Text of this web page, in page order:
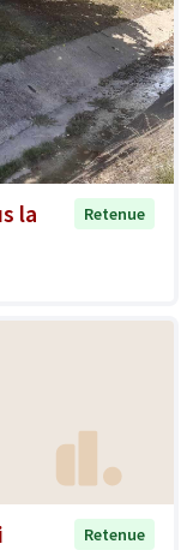
la
Retenue
Retenue